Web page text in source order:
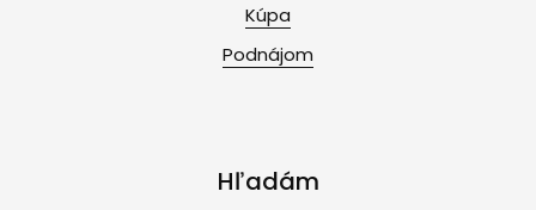
Kúpa
Podnájom
Hľadám